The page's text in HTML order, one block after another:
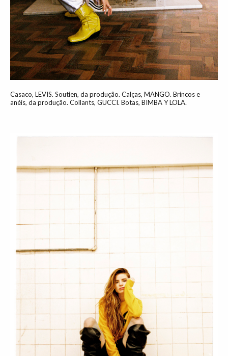
Casaco, LEVIS. Soutien, da produção. Calças, MANGO. Brincos e
anéis, da produção. Collants, GUCCI. Botas, BIMBA Y LOLA.